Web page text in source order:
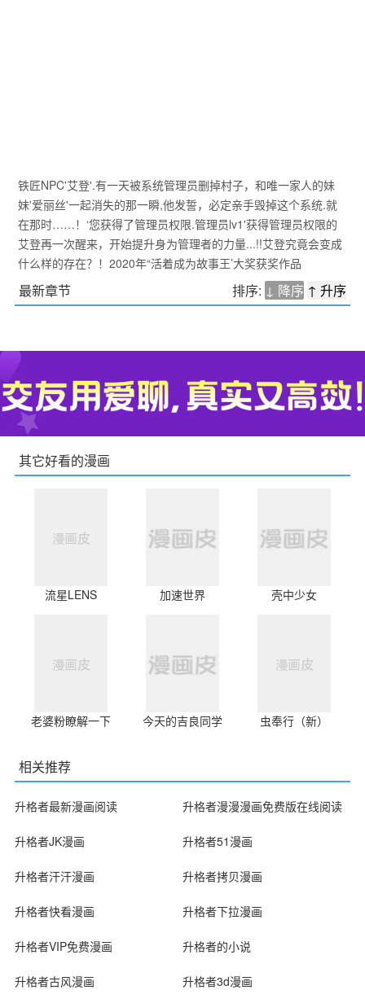
铁匠NPC'艾登'.有一天被系统管理员删掉村子，和唯一家人的妹
妹'爱丽丝'一起消失的那一瞬,他发誓，必定亲手毁掉这个系统.就
在那时……！‘您获得了管理员权限.管理员lv1'获得管理员权限的
艾登再一次醒来，开始提升身为管理者的力量...!!艾登究竟会变成
什么样的存在？！2020年“活着成为故事王’大奖获奖作品
最新章节 排序: ↓ 降序 ↑ 升序
其它好看的漫画
流星LENS 加速世界 壳中少女
老婆粉瞭解一下 今天的吉良同学 虫奉行（新）
相关推荐
升格者最新漫画阅读 升格者漫漫漫画免费版在线阅读
升格者JK漫画 升格者51漫画
升格者汗汗漫画 升格者拷贝漫画
升格者快看漫画 升格者下拉漫画
升格者VIP免费漫画 升格者的小说
升格者古风漫画 升格者3d漫画